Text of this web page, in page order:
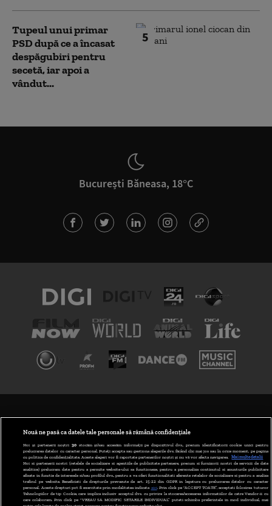
5
Tupeul unui primar
PSD după ce a încasat
despăgubiri pentru
secetă, iar apoi a
vândut...
București Băneasa, 18°C
ABONARE DIGI TV
GESTIONAȚI PREFERINȚELE
CODUL DIGI24
Nouă ne pasă ca datele tale personale să rămână confidențiale
Noi și partenerii noștri 30stocăm și/sau accesăm informații pe dispozitivul dvs., precum identificatorii cookie unici pentru
prelucrarea datelor cu caracter personal. Puteți accepta sau gestiona alegerile dvs. făcând clic mai jos sau în orice moment, pe pagina
cu politica de confidențialitate. Aceste alegeri vor fi raportate partenerilor noștri și nu vă vor afecta navigarea.
Mai multe detalii
Noi si partenerii nostri (retelele de socializare si agentiile de publicitate partenere, precum si furnizorii nostri de servicii de date
analitice) prelucram date pentru a permite website-ului sa functioneze, pentru a personaliza continutul si anunturile publicitare
afisate in functie de interesele si/sau profilul dvs., pentru a va oferi functionalitati aferente retelelor de socializare si pentru a analiza
traficul pe website. Beneficiati de drepturile prevazute de art. 15-22 din GDPR in legatura cu prelucrarea datelor cu caracter
personal. Aceste drepturi pot fi exercitate prin modalitatea indicata aici. Prin click pe “ACCEPT TOATE”, acceptati folosirea tuturor
Tehnologiilor de tip Cookie, care implica inclusiv acceptul dvs. cu privire la stocarea/accesarea informatiilor de catre Vendor-ii cu
care colaboram. Prin click pe “VREAU SA MODIFIC SETARILE INDIVIDUAL” puteti schimba preferintele in mod individual, mai